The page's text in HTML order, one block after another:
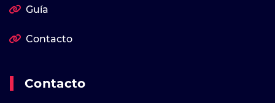
Guía
Contacto
Contacto